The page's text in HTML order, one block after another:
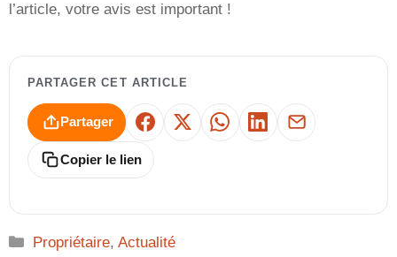
l’article, votre avis est important !
PARTAGER CET ARTICLE
Partager Facebook
X WhatsAppLinkedInE-mail
Copier le lien
Catégories
Propriétaire,Actualité